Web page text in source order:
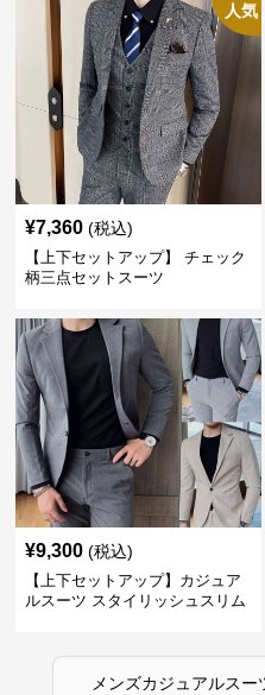
人気
¥7,360 (税込)
【上下セットアップ】 チェック
柄三点セットスーツ
¥9,300 (税込)
【上下セットアップ】カジュア
ルスーツ スタイリッシュスリム
メンズカジュアルスー